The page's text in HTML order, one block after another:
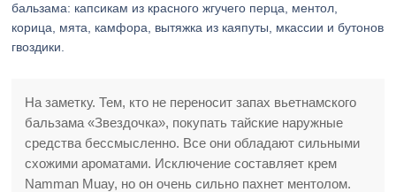
бальзама: капсикам из красного жгучего перца, ментол,
корица, мята, камфора, вытяжка из каяпуты, мкассии и бутонов
гвоздики.
На заметку. Тем, кто не переносит запах вьетнамского
бальзама «Звездочка», покупать тайские наружные
средства бессмысленно. Все они обладают сильными
схожими ароматами. Исключение составляет крем
Namman Muay, но он очень сильно пахнет ментолом.